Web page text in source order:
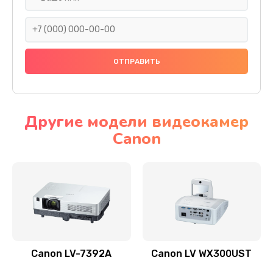
Замена датчика
Замена дисплея
Замена кнопки
Заказать
Другие модели видеокамер
Canon
Canon LV-7392A Canon LV WX300UST